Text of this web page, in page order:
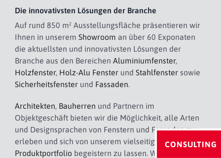
Die innovativsten Lösungen der Branche
Auf rund 850 m² Ausstellungsfläche präsentieren wir
Ihnen in unserem Showroom an über 60 Exponaten
die aktuellsten und innovativsten Lösungen der
Branche aus den Bereichen Aluminiumfenster,
Holzfenster, Holz-Alu Fensterund Stahlfenstersowie
Sicherheitsfensterund Fassaden.
Architekten, Bauherren und Partnern im
Objektgeschäft bieten wir die Möglichkeit, alle Arten
und Designsprachen von Fenstern und Fassaden zu
erleben und sich von unserem vielseitigen
Produktportfoliobegeistern zu lassen. Wir laden Sie
CONSULTING